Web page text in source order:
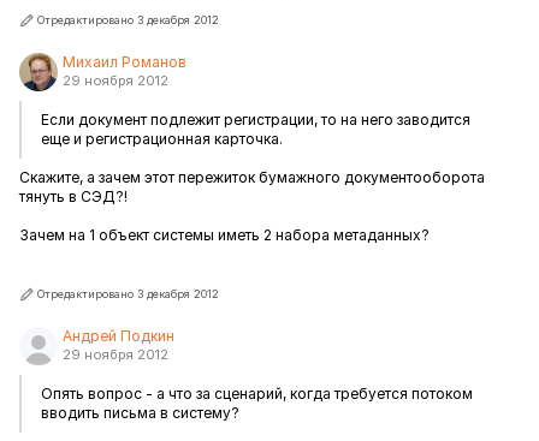
Отредактировано 3 декабря 2012
Михаил Романов
29 ноября 2012
Если документ подлежит регистрации, то на него заводится
еще и регистрационная карточка.
Скажите, а зачем этот пережиток бумажного документооборота
тянуть в СЭД?!
Зачем на 1 объект системы иметь 2 набора метаданных?
Отредактировано 3 декабря 2012
Андрей Подкин
29 ноября 2012
Опять вопрос - а что за сценарий, когда требуется потоком
вводить письма в систему?